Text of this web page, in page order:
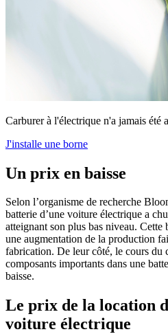
Carburer à l'électrique n'a jamais été
J'installe une borne
Un prix en baisse
Selon l’organisme de recherche
batterie d’une voiture électrique a
atteignant son plus bas niveau. Cette
une augmentation de la production
fabrication. De leur côté, le cours du
composants importants dans une
baisse.
Le prix de la location
voiture électrique